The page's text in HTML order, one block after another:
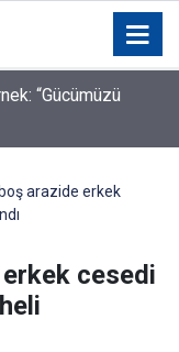
“Gücümüzü
arazide erkek
cesedi